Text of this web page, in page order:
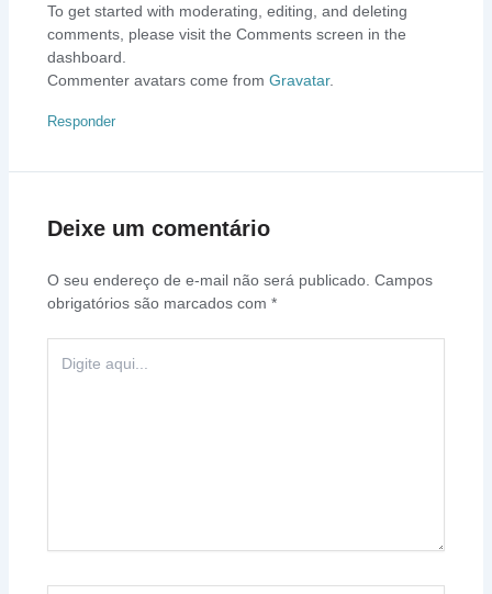
To get started with moderating, editing, and deleting
comments, please visit the Comments screen in the
dashboard.
Commenter avatars come from Gravatar.
Responder
Deixe um comentário
O seu endereço de e-mail não será publicado. Campos
obrigatórios são marcados com *
aqui...